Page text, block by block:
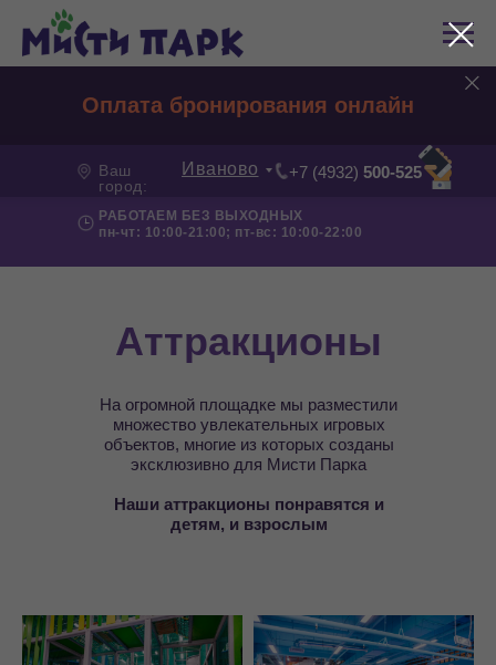
Оплата бронирования онлайн
РАБОТАЕМ БЕЗ ВЫХОДНЫХ
пн-чт: 10:00-21:00; пт-вс: 10:00-22:00
Ваш
город:
Иваново +7 (4932) 500-525
Аттракционы
На огромной площадке мы разместили
множество увлекательных игровых
объектов, многие из которых созданы
эксклюзивно для Мисти Парка
Наши аттракционы понравятся и
детям, и взрослым